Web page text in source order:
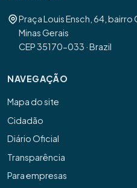
Praça Louis Ensch, 64,
Minas Gerais
CEP 35170-033 · Brazil
NAVEGAÇÃO
Mapa do site
Cidadão
Diário Oficial
Transparência
Para empresas